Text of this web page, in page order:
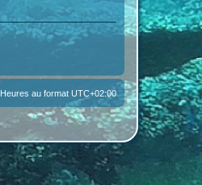
Heures au format UTC+02:00